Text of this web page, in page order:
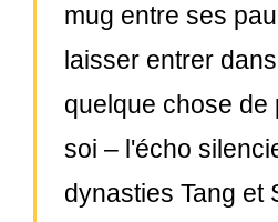
mug entre ses
laisser entrer
quelque chose de
soi – l'écho
dynasties Tang et